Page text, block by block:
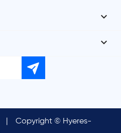


Copyright © Hyeres-